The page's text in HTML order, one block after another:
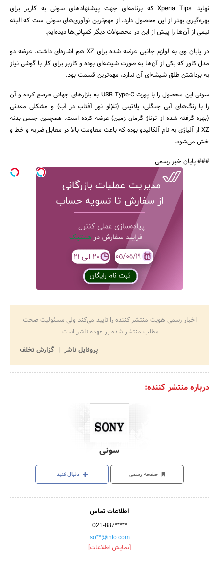
نهایتا Xperia Tips که برنامه‌ای جهت پیشنهادهای سونی به کاربر برای
بهره‌گیری بهتر از این محصول دارد، از مهم‌ترین نوآوری‌های سونی است که البته
نیمی از آن‌ها را پیش از این در محصولات دیگر کمپانی‌ها دیده‌ایم.
در پایان وی به لوازم جانبی عرضه شده برای XZ هم اشاره‌ای داشت. عرضه دو
مدل کاور که یکی از آن‌ها به صورت شیشه‌ای بوده و کاربر برای کار با گوشی نیاز
به برداشتن طلق شیشه‌ای آن ندارد، مهم‌ترین قسمت بود.
سونی این محصول را با پورت USB Type-C به بازارهای جهانی عرضع کرده و آن
را با رنگ‌های آبی جنگلی، پلاتینی (تلإلو نور آفتاب در آب) و مشکلی معدنی
(بهره گرفته شده از توناژ گرمای زمین) عرضه کرده است. همچنین جنس بدنه
XZ از آلیاژی به نام آلکالیدو بوده که باعث مقاومت بالا در مقابل ضربه و خط و
خش می‌شود.
### پایان خبر رسمی
اخبار رسمی هویت منتشر کننده را تایید می‌کند ولی مسئولیت صحت
مطلب منتشر شده بر عهده ناشر است.
پروفایل ناشر
گزارش تخلف
درباره منتشر کننده:
سونی
صفحه رسمی دنبال کنید
اطلاعات تماس
021-887*****
so**@info.com
[نمایش اطلاعات]